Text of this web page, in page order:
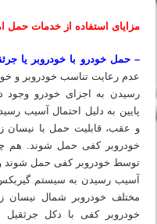
مزایای استفاده از خدمات حمل
– حمل خودرو با خودروبر یا
عدم رعایت تناسب خودروبر و
رسیدن به اجزای خودرو وجود
پایین به دلیل احتمال آسیب
و عقب، قابلیت حمل با نیسان
خودروبر کفی حمل شوند. هم
توسط خودروبر کفی حمل شوند
آسیب رسیدن به سیستم گیربکس
مختلف خودروبر شمال نیسان
خودروبر کفی با دکل